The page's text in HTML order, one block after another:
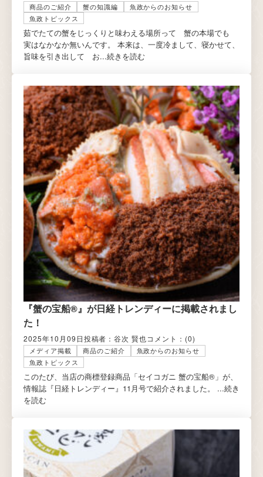
商品のご紹介 蟹の知識編
魚政からのお知らせ
魚政トピックス
茹でたての蟹をじっくりと味わえる場所って 蟹の本場でも
実はなかなか無いんです。 本来は、一度冷まして、寝かせて、
旨味を引き出して お...続きを読む
『蟹の宝船®』が日経トレンディーに掲載されまし
た！
2025年10月09日投稿者：谷次 賢也コメント： (0)
メディア掲載 商品のご紹介
魚政からのお知らせ
魚政トピックス
このたび、当店の商標登録商品「セイコガニ 蟹の宝船®」が、
情報誌『日経トレンディー』11月号で紹介されました。 ...続き
を読む